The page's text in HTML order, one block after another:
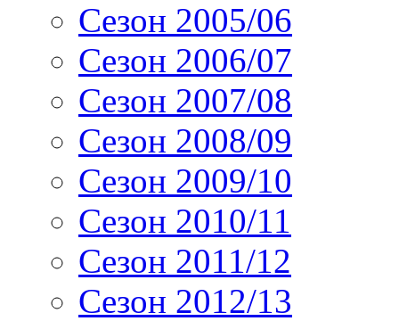
Сезон 2005/06
Сезон 2006/07
Сезон 2007/08
Сезон 2008/09
Сезон 2009/10
Сезон 2010/11
Сезон 2011/12
Сезон 2012/13